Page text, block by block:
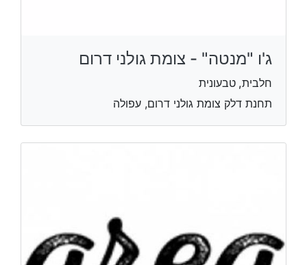
ג'ו "מנטה" - צומת גולני דרום
חלבית, טבעונית
תחנת דלק צומת גולני דרום, עפולה